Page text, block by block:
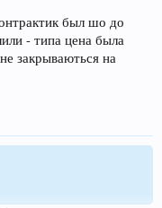
был шо до
- типа цена была
закрываються на